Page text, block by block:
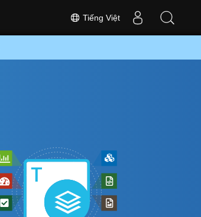
Tiếng Việt